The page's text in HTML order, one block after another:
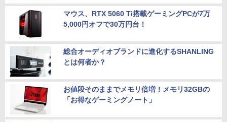
マウス、RTX 5060 Ti搭載ゲーミングPCが7万
5,000円オフで30万円台！
総合オーディオブランドに進化するSHANLING
とは何者か？
お値段そのままでメモリ倍増！メモリ32GBの
「お得なゲーミングノート」